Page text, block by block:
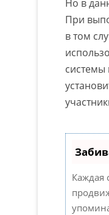
Но в
При
в том
системы
Каждая